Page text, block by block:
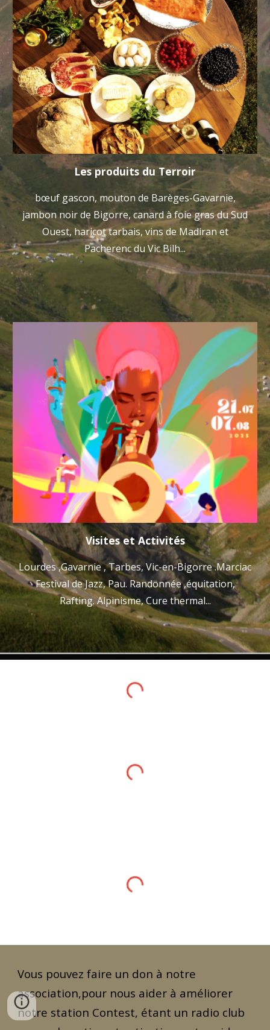
Les produits du Terroir
bœuf gascon, mouton de Barèges-Gavarnie,
jambon noir de Bigorre, canard à foie gras du Sud
Ouest, haricot tarbais, vins de Madiran et
Pacherenc du Vic Bilh...
Visites et Activités
Lourdes ,Gavarnie , Tarbes, Vic-en-Bigorre .Marciac
Festival de Jazz, Pau. Randonnée ,équitation,
Rafting. Alpinisme, Cure thermal...
Vous pouvez faire un don à notre
association,pour nous aider à améliorer
notre station Contest, étant un radio club